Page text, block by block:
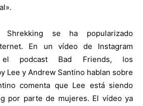
se ha popularizado
En un vídeo de Instagram
podcast Bad Friends, los
Lee y Andrew Santino hablan sobre
comenta que Lee está siendo
por parte de mujeres. El vídeo ya